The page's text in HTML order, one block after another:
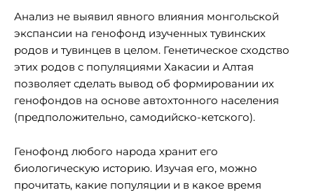
Анализ не выявил явного влияния монгольской
экспансии на генофонд изученных тувинских
родов и тувинцев в целом. Генетическое сходство
этих родов с популяциями Хакасии и Алтая
позволяет сделать вывод об формировании их
генофондов на основе автохтонного населения
(предположительно, самодийско-кетского).
Генофонд любого народа хранит его
биологическую историю. Изучая его, можно
прочитать, какие популяции и в какое время